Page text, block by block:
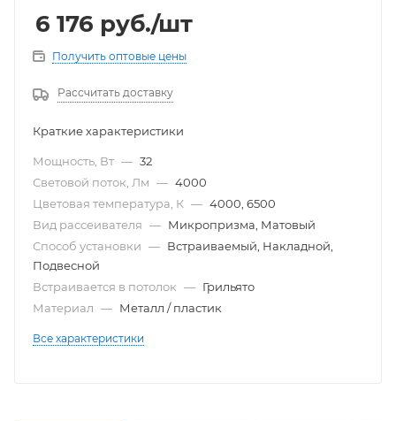
6 176 руб./шт
Получить оптовые цены
Рассчитать доставку
Краткие характеристики
Мощность, Вт — 32
Световой поток, Лм — 4000
Цветовая температура, К — 4000, 6500
Вид рассеивателя — Микропризма, Матовый
Способ установки — Встраиваемый, Накладной,
Подвесной
Встраивается в потолок — Грильято
Материал — Металл / пластик
Все характеристики